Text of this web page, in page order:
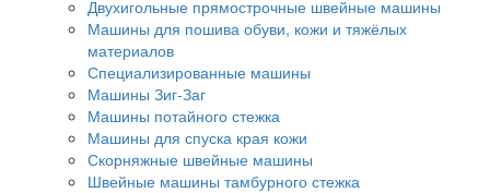
Двухигольные прямострочные швейные машины
Машины для пошива обуви, кожи и тяжёлых
материалов
Специализированные машины
Машины Зиг-Заг
Машины потайного стежка
Машины для спуска края кожи
Скорняжные швейные машины
Швейные машины тамбурного стежка